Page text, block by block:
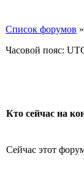
Список форумов »
Часовой пояс:
Кто сейчас на
Сейчас этот